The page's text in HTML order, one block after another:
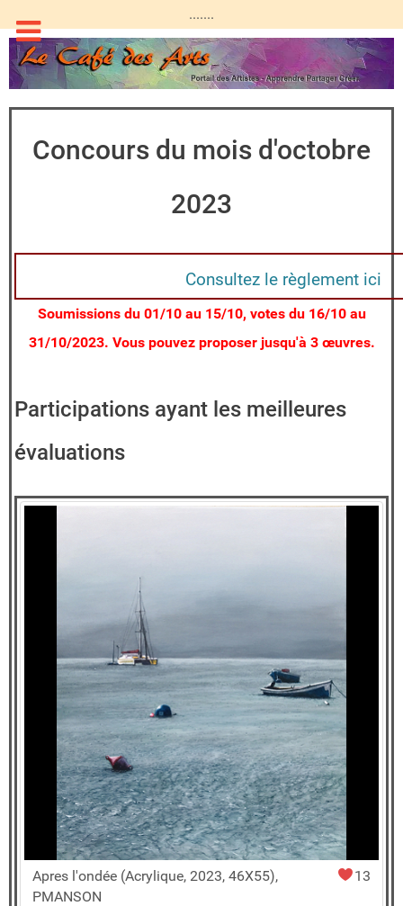
.......
Concours du mois d'octobre
2023
Consultez le règlement ici
Soumissions du 01/10 au 15/10, votes du 16/10 au
31/10/2023. Vous pouvez proposer jusqu'à 3 œuvres.
Participations ayant les meilleures
évaluations
13
Apres l'ondée (Acrylique, 2023, 46X55),
PMANSON